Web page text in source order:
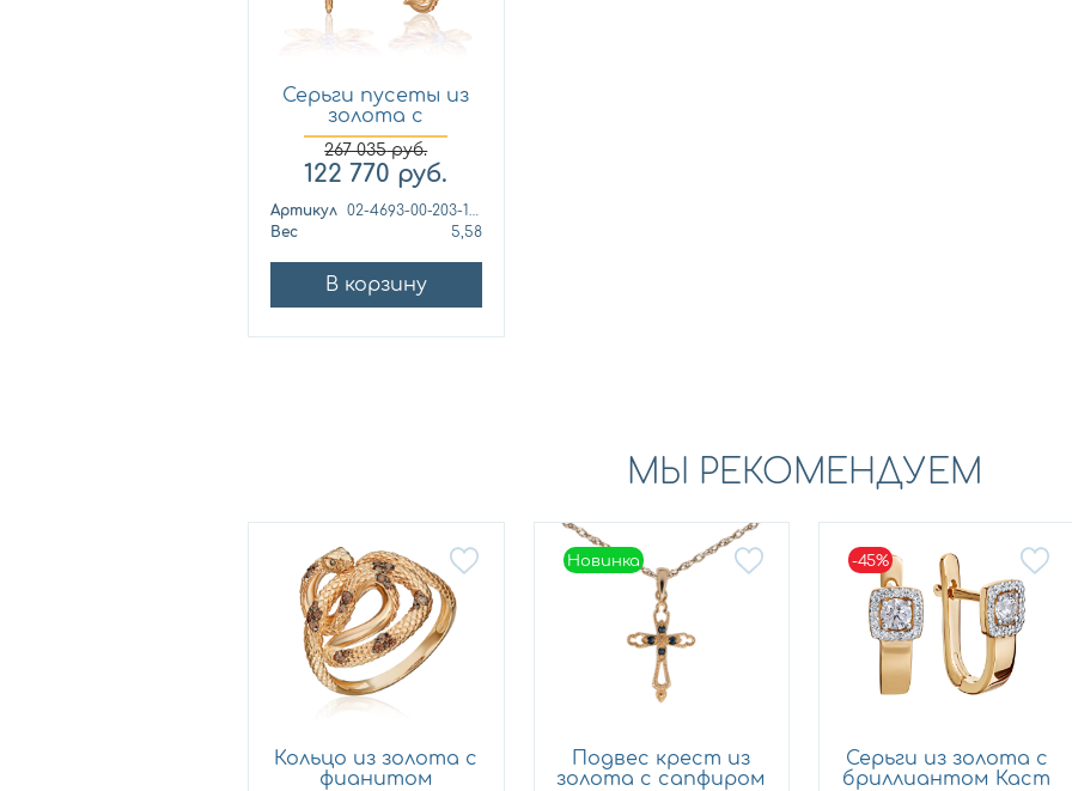
Серьги пусеты из
золота с
аметистом и...
267 035руб.
122 770 руб.
Артикул
02-4693-00-203-1110-57
Вес
5,58
В корзину
МЫ РЕКОМЕНДУЕМ
Кольцо из золота с
фианитом
Новинка
Новинка
Подвес крест из
золота с сапфиром
-45%
Серьги из золота с
бриллиантом Каст